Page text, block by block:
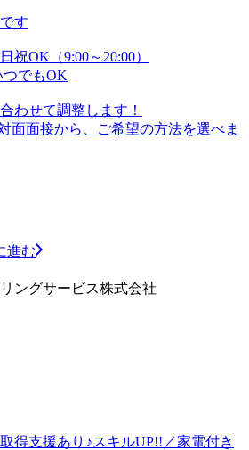
す
祝OK（9:00～20:00）
つでもOK
わせて調整します！
面面接から、ご希望の方法を選べま
進む
ングサービス株式会社
得支援あり♪スキルUP!!／家電付き